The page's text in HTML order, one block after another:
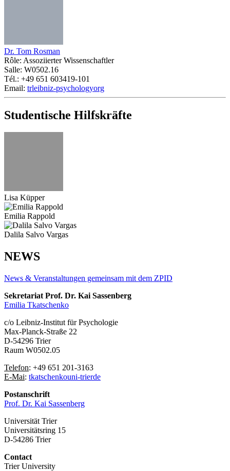
Dr. Tom Rosman
Rôle: Assoziierter Wissenschaftler
Salle: W0502.16
Tél.: +49 651 603419-101
Email: trleibniz-psychologyorg
Studentische Hilfskräfte
Lisa Küpper
Emilia Rappold
Dalila Salvo Vargas
NEWS
News & Veranstaltungen gemeinsam mit dem ZPID
Sekretariat Prof. Dr. Kai Sassenberg
Emilia Tkatschenko
c/o Leibniz-Institut für Psychologie
Max-Planck-Straße 22
D-54296 Trier
Raum W0502.05
Telefon: +49 651 201-3163
E-Mai: tkatschenkouni-trierde
Postanschrift
Prof. Dr. Kai Sassenberg
Universität Trier
Universitätsring 15
D-54286 Trier
Contact
Trier University